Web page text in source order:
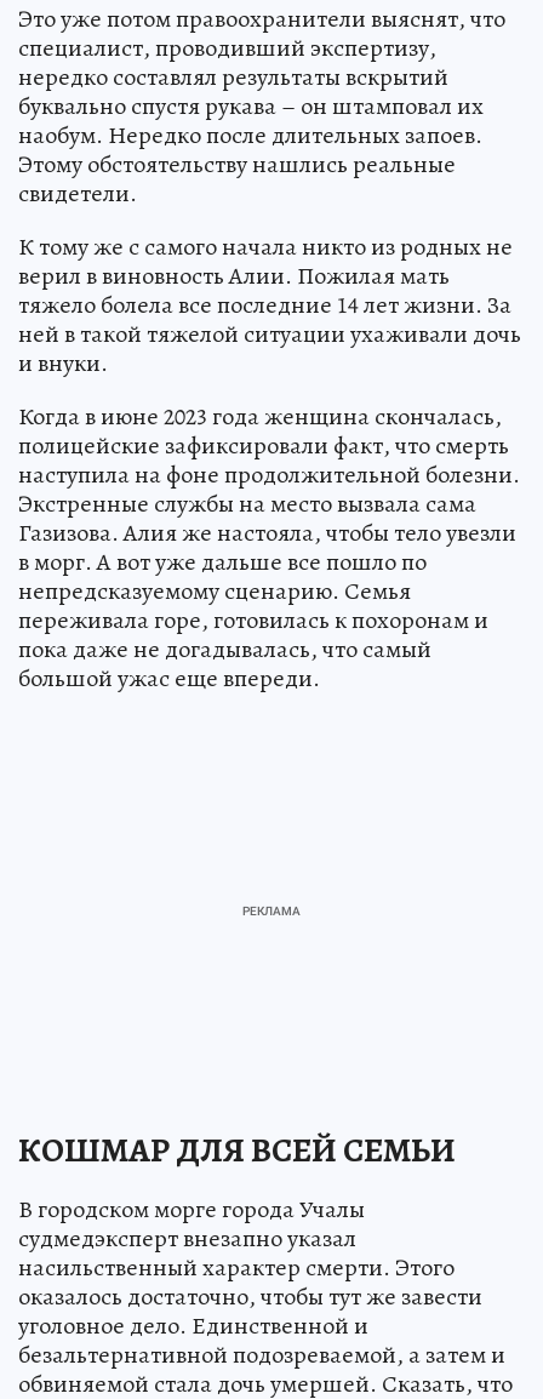
Это уже потом правоохранители выяснят, что
специалист, проводивший экспертизу,
нередко составлял результаты вскрытий
буквально спустя рукава – он штамповал их
наобум. Нередко после длительных запоев.
Этому обстоятельству нашлись реальные
свидетели.
К тому же с самого начала никто из родных не
верил в виновность Алии. Пожилая мать
тяжело болела все последние 14 лет жизни. За
ней в такой тяжелой ситуации ухаживали дочь
и внуки.
Когда в июне 2023 года женщина скончалась,
полицейские зафиксировали факт, что смерть
наступила на фоне продолжительной болезни.
Экстренные службы на место вызвала сама
Газизова. Алия же настояла, чтобы тело увезли
в морг. А вот уже дальше все пошло по
непредсказуемому сценарию. Семья
переживала горе, готовилась к похоронам и
пока даже не догадывалась, что самый
большой ужас еще впереди.
КОШМАР ДЛЯ ВСЕЙ СЕМЬИ
В городском морге города Учалы
судмедэксперт внезапно указал
насильственный характер смерти. Этого
оказалось достаточно, чтобы тут же завести
уголовное дело. Единственной и
безальтернативной подозреваемой, а затем и
обвиняемой стала дочь умершей. Сказать, что